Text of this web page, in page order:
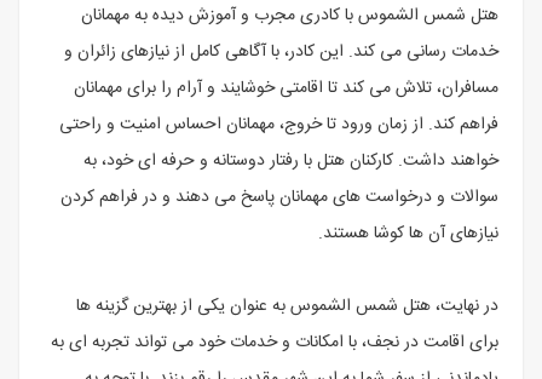
هتل شمس الشموس با کادری مجرب و آموزش دیده به مهمانان
خدمات رسانی می کند. این کادر، با آگاهی کامل از نیازهای زائران و
مسافران، تلاش می کند تا اقامتی خوشایند و آرام را برای مهمانان
فراهم کند. از زمان ورود تا خروج، مهمانان احساس امنیت و راحتی
خواهند داشت. کارکنان هتل با رفتار دوستانه و حرفه ای خود، به
سوالات و درخواست های مهمانان پاسخ می دهند و در فراهم کردن
نیازهای آن ها کوشا هستند.
در نهایت، هتل شمس الشموس به عنوان یکی از بهترین گزینه ها
برای اقامت در نجف، با امکانات و خدمات خود می تواند تجربه ای به